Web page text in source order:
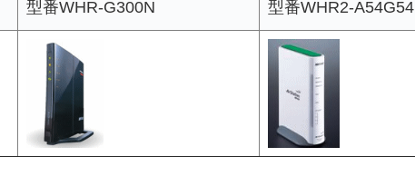
型番WHR-G300N 型番WHR2-A54G54